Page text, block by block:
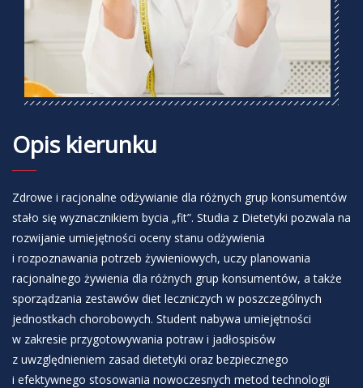
Opis kierunku
Zdrowe i racjonalne odżywianie dla różnych grup konsumentów
stało się wyznacznikiem bycia „fit”. Studia z Dietetyki pozwala na
rozwijanie umiejętności oceny stanu odżywienia
i rozpoznawania potrzeb żywieniowych, uczy planowania
racjonalnego żywienia dla różnych grup konsumentów, a także
sporządzania zestawów diet leczniczych w poszczególnych
jednostkach chorobowych. Student nabywa umiejętności
w zakresie przygotowywania potraw i jadłospisów
z uwzględnieniem zasad dietetyki oraz bezpiecznego
i efektywnego stosowania nowoczesnych metod technologii